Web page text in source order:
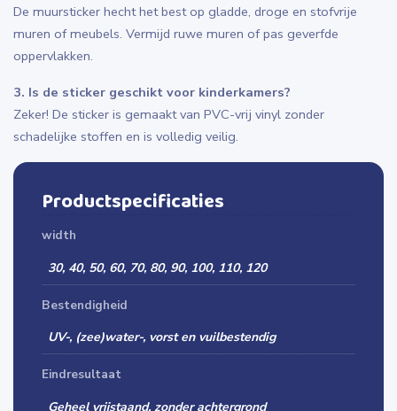
De muursticker hecht het best op gladde, droge en stofvrije
muren of meubels. Vermijd ruwe muren of pas geverfde
oppervlakken.
3. Is de sticker geschikt voor kinderkamers?
Zeker! De sticker is gemaakt van PVC-vrij vinyl zonder
schadelijke stoffen en is volledig veilig.
Productspecificaties
width
30, 40, 50, 60, 70, 80, 90, 100, 110, 120
Bestendigheid
UV-, (zee)water-, vorst en vuilbestendig
Eindresultaat
Geheel vrijstaand, zonder achtergrond